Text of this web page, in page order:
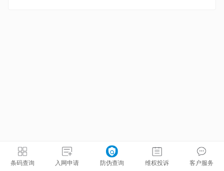
条码查询 入网申请 防伪查询 维权投诉 客户服务